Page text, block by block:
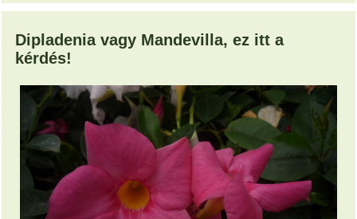
Dipladenia vagy Mandevilla, ez itt a
kérdés!